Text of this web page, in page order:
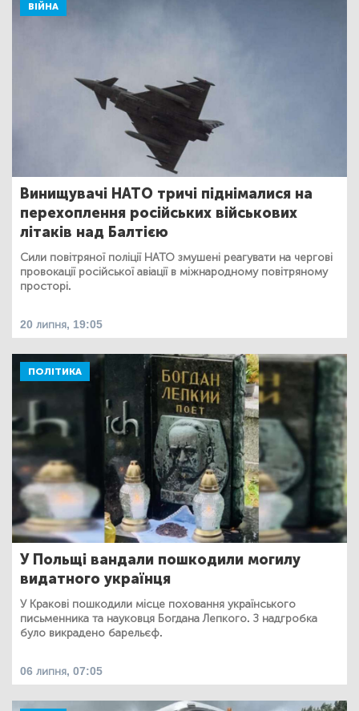
ВІЙНА
Винищувачі НАТО тричі піднімалися на
перехоплення російських військових
літаків над Балтією
Сили повітряної поліції НАТО змушені реагувати на чергові
провокації російської авіації в міжнародному повітряному
просторі.
20 липня, 19:05
ПОЛІТИКА
У Польщі вандали пошкодили могилу
видатного українця
У Кракові пошкодили місце поховання українського
письменника та науковця Богдана Лепкого. З надгробка
було викрадено барельєф.
06 липня, 07:05